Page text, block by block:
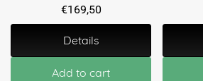
€169,50
Details
Add to cart